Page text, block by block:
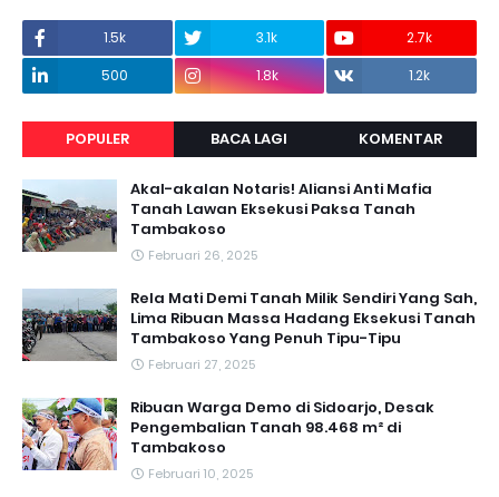
1.5k 3.1k
2.7k
500
1.8k 1.2k
POPULER BACA LAGI KOMENTAR
Akal-akalan Notaris! Aliansi Anti Mafia
Tanah Lawan Eksekusi Paksa Tanah
Tambakoso
Februari 26, 2025
Rela Mati Demi Tanah Milik Sendiri Yang Sah,
Lima Ribuan Massa Hadang Eksekusi Tanah
Tambakoso Yang Penuh Tipu-Tipu
Februari 27, 2025
Ribuan Warga Demo di Sidoarjo, Desak
Pengembalian Tanah 98.468 m² di
Tambakoso
Februari 10, 2025